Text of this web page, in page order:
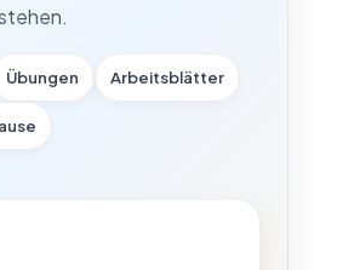
Übungen Arbeitsblätter